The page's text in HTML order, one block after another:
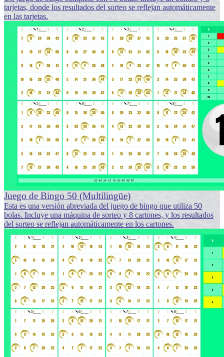
tarjetas, donde los resultados del sorteo se reflejan automáticamente
en las tarjetas.
Juego de Bingo 50 (Multilingüe)
Esta es una versión abreviada del juego de bingo que utiliza 50
bolas. Incluye una máquina de sorteo y 8 cartones, y los resultados
del sorteo se reflejan automáticamente en los cartones.